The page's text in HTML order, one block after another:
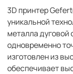
3D принтер
уникальной
металла
одновременно
изготовлен из
обеспечивает